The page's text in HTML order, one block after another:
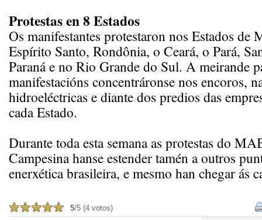
Protestas en 8 Estados
Os manifestantes protestaron nos Estados de
Espírito Santo, Rondônia, o Ceará, o Pará,
Paraná e no Rio Grande do Sul. A meirande
manifestacións concentráronse nos encoros,
hidroeléctricas e diante dos predios das
cada Estado.
Durante toda esta semana as protestas do
Campesina hanse estender tamén a outros
enerxética brasileira, e mesmo han chegar ás
5/5 (4 votos)